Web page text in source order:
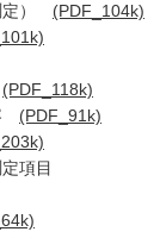
定） (PDF_104k)
(PDF_118k)
(PDF_91k)
定項目